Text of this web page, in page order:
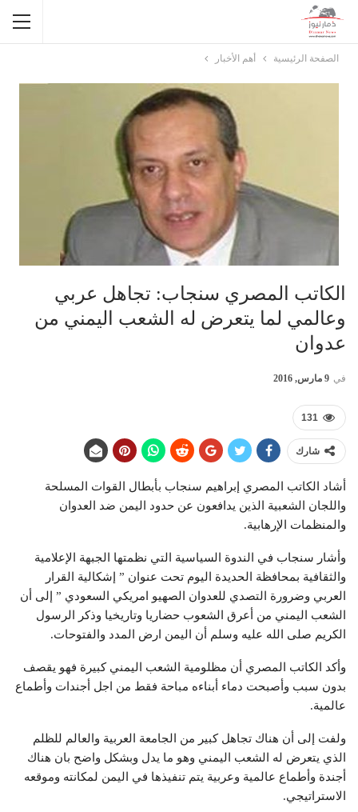
الصفحة الرئيسية أهم الأخبار
الكاتب المصري سنجاب: تجاهل عربي
وعالمي لما يتعرض له الشعب اليمني من
عدوان
في 9 مارس, 2016
131
شارك
أشاد الكاتب المصري إبراهيم سنجاب بأبطال القوات المسلحة
واللجان الشعبية الذين يدافعون عن حدود اليمن ضد العدوان
والمنظمات الإرهابية.
وأشار سنجاب في الندوة السياسية التي نظمتها الجبهة الإعلامية
والثقافية بمحافظة الحديدة اليوم تحت عنوان ” إشكالية القرار
العربي وضرورة التصدي للعدوان الصهيو امريكي السعودي ” إلى أن
الشعب اليمني من أعرق الشعوب حضاريا وتاريخيا وذكر الرسول
الكريم صلى الله عليه وسلم أن اليمن ارض المدد والفتوحات.
وأكد الكاتب المصري أن مظلومية الشعب اليمني كبيرة فهو يقصف
بدون سبب وأصبحت دماء أبناءه مباحة فقط من اجل أجندات وأطماع
عالمية.
ولفت إلى أن هناك تجاهل كبير من الجامعة العربية والعالم للظلم
الذي يتعرض له الشعب اليمني وهو ما يدل وبشكل واضح بان هناك
أجندة وأطماع عالمية وعربية يتم تنفيذها في اليمن لمكانته وموقعه
الاستراتيجي.